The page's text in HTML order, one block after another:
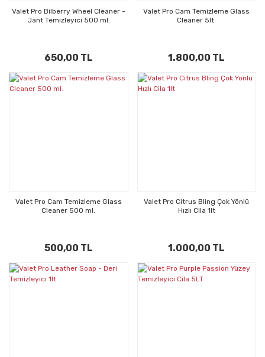
Valet Pro Bilberry Wheel Cleaner -
Jant Temizleyici 500 ml.
650,00 TL
Valet Pro Cam Temizleme Glass
Cleaner 5lt.
1.800,00 TL
Valet Pro Cam Temizleme Glass
Cleaner 500 ml.
500,00 TL
Valet Pro Citrus Bling Çok Yönlü
Hızlı Cila 1lt
1.000,00 TL